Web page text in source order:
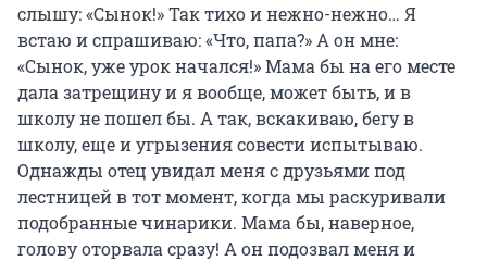
слышу: «Сынок!» Так тихо и нежно-нежно… Я
встаю и спрашиваю: «Что, папа?» А он мне:
«Сынок, уже урок начался!» Мама бы на его месте
дала затрещину и я вообще, может быть, и в
школу не пошел бы. А так, вскакиваю, бегу в
школу, еще и угрызения совести испытываю.
Однажды отец увидал меня с друзьями под
лестницей в тот момент, когда мы раскуривали
подобранные чинарики. Мама бы, наверное,
голову оторвала сразу! А он подозвал меня и